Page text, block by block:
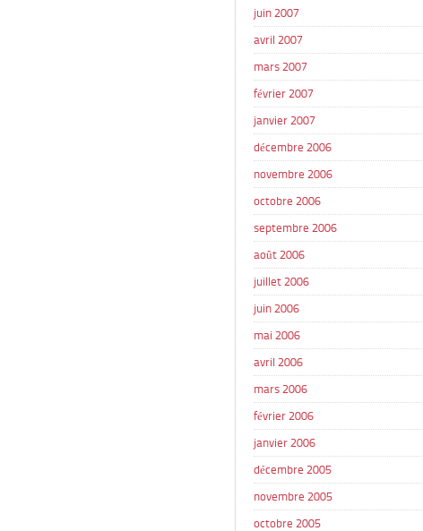
juin 2007
avril 2007
mars 2007
février 2007
janvier 2007
décembre 2006
novembre 2006
octobre 2006
septembre 2006
août 2006
juillet 2006
juin 2006
mai 2006
avril 2006
mars 2006
février 2006
janvier 2006
décembre 2005
novembre 2005
octobre 2005